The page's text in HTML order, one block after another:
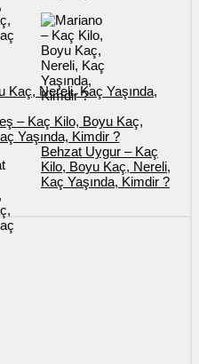
Kaç, Nereli, Kaç Yaşında,
– Kaç Kilo, Boyu Kaç,
Yaşında, Kimdir ?
Behzat Uygur – Kaç
Kilo, Boyu Kaç, Nereli,
Kaç Yaşında, Kimdir ?